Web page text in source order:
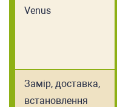
Venus
Замiр, доставка,
встановлення